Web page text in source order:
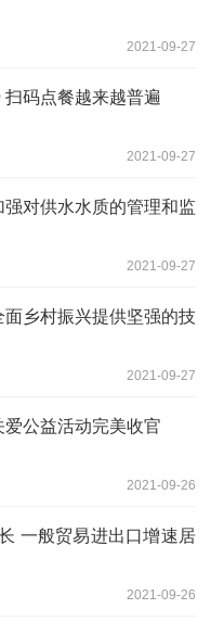
2021-09-27
码点餐越来越普遍
2021-09-27
对供水水质的管理和监
2021-09-27
乡村振兴提供坚强的技
2021-09-27
公益活动完美收官
2021-09-26
一般贸易进出口增速居
2021-09-26